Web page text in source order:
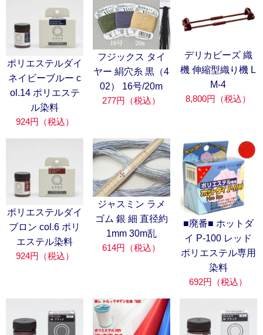
ポリエステルダイ
ネイビーブルー c
ol.14 ポリエステ
ル染料
924円（税込）
フジックス タイ
ヤー 絹穴糸 黒（4
02） 16号/20m
277円（税込）
デリカビーズ 織
機 伸縮型織り機 L
M-4
8,800円（税込）
ポリエステルダイ
ブロン col.6 ポリ
エステル染料
924円（税込）
ジャスミン ラメ
ゴム 銀 細 直径約
1mm 30m乱
614円（税込）
■廃番■ ホットダ
イ P-100 レッド
ポリエステル専用
染料
692円（税込）